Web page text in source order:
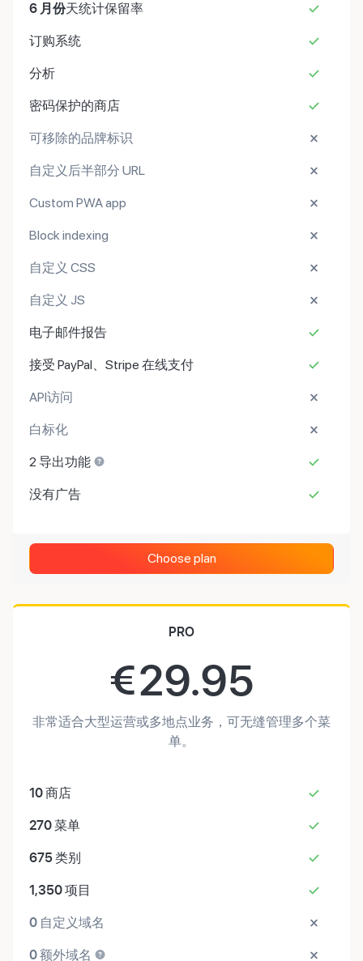
6 月份天统计保留率
订购系统
分析
密码保护的商店
可移除的品牌标识
自定义后半部分 URL
Custom PWA app
Block indexing
自定义 CSS
自定义 JS
电子邮件报告
接受 PayPal、Stripe 在线支付
API访问
白标化
2 导出功能
没有广告
Choose plan
PRO
€29.95
非常适合大型运营或多地点业务，可无缝管理多个菜
单。
10商店
270菜单
675类别
1,350项目
0 自定义域名
0额外域名